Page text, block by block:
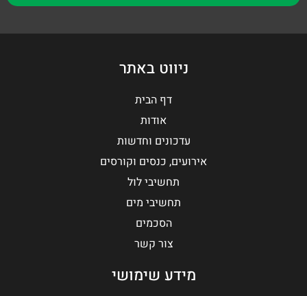
ניווט באתר
דף הבית
אודות
עדכונים וחדשות
אירועים, כנסים וקורסים
תחשיבי לול
תחשיבי מים
הסכמים
צור קשר
מידע שימושי